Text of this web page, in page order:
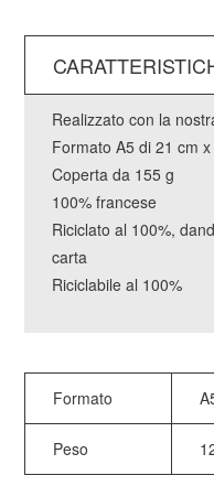
Realizzato con la
Formato A5 di 21 cm
Coperta da 155 g
100% francese
Riciclato al 100%,
carta
Riciclabile al 100%
Formato
Peso